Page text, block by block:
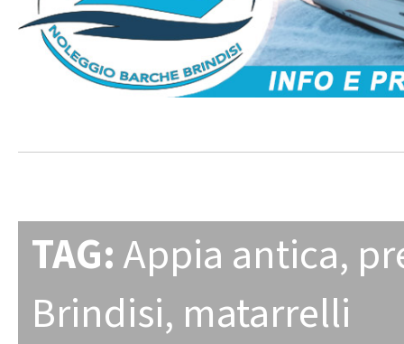
TAG:Appia antica,
Brindisi, matarrelli